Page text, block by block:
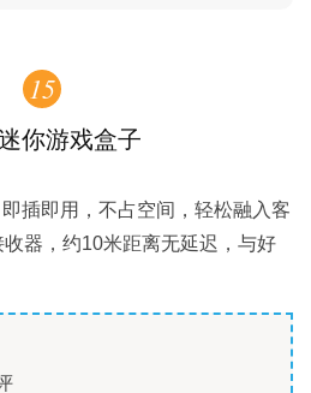
15
你游戏盒子
插即用，不占空间，轻松融入客
器，约10米距离无延迟，与好